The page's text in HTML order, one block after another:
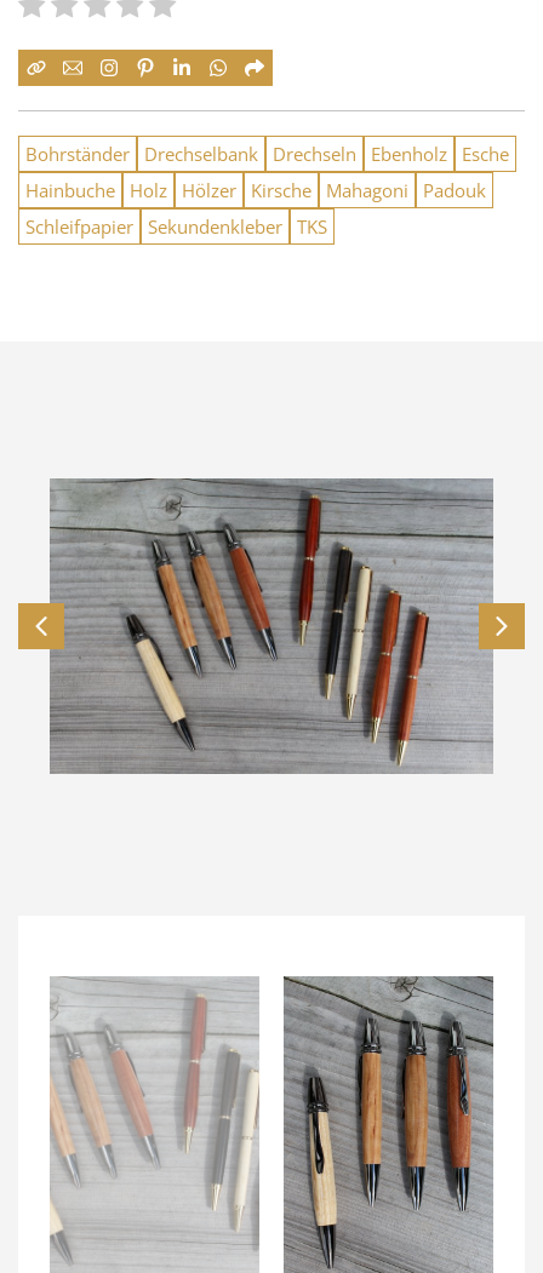
Bohrständer Drechselbank Drechseln Ebenholz
Esche
Hainbuche
Holz Hölzer Kirsche Mahagoni
Padouk
Schleifpapier Sekundenkleber TKS